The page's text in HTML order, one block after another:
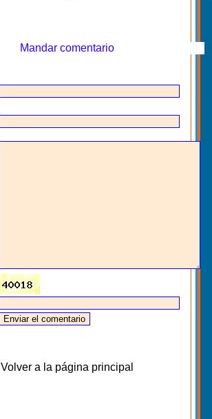
Mandar comentario
Volver a la página principal